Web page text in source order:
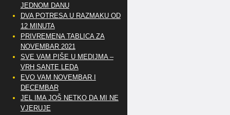
JEDNOM DANU
DVA POTRESA U RAZMAKU OD
12 MINUTA
PRIVREMENA TABLICA ZA
NOVEMBAR 2021
SVE VAM PIŠE U MEDIJMA –
VRH SANTE LEDA
EVO VAM NOVEMBAR I
DECEMBAR
JEL IMA JOŠ NETKO DA MI NE
VJERUJE